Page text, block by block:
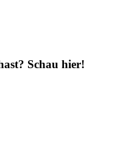
Schau hier!